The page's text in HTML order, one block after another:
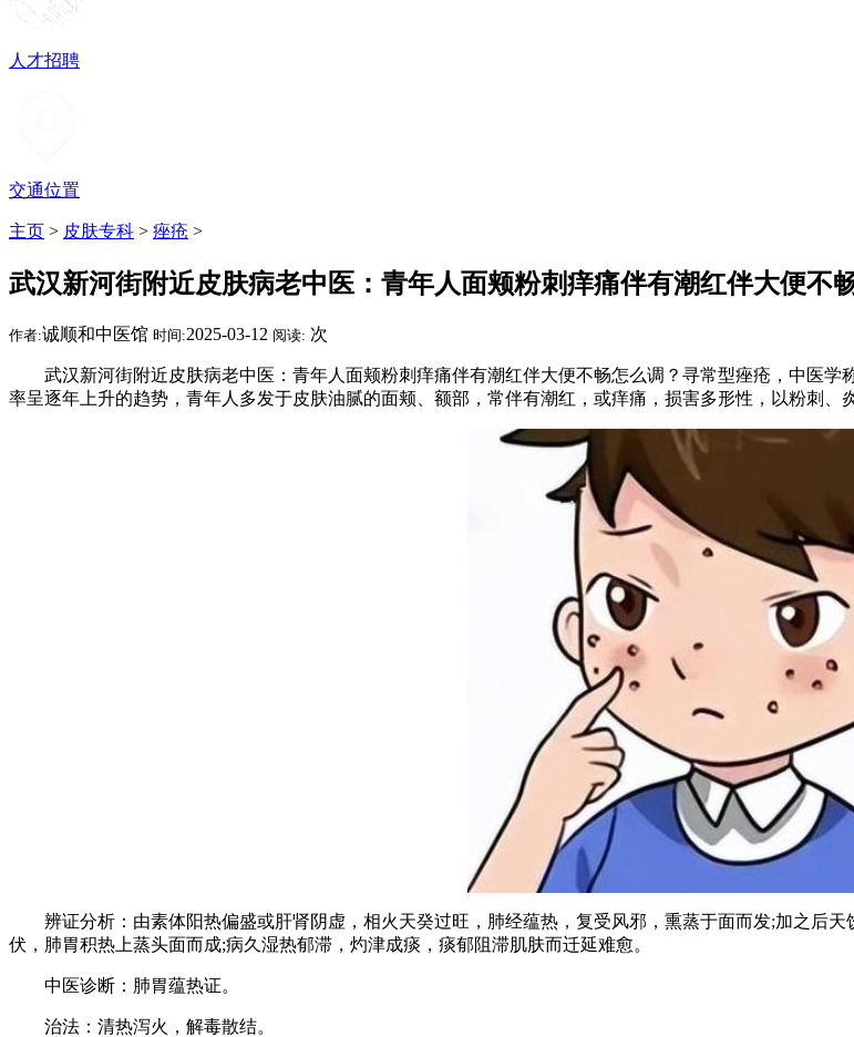
人才招聘
交通位置
主页 > 皮肤专科 > 痤疮 >
武汉新河街附近皮肤病老中医：青年人面颊粉刺痒痛伴有潮红伴大便不
作者:诚顺和中医馆 时间:2025-03-12 阅读: 次
武汉新河街附近皮肤病老中医：青年人面颊粉刺痒痛伴有潮红伴大便不畅怎么调？寻常型痤疮，中医学
率呈逐年上升的趋势，青年人多发于皮肤油腻的面颊、额部，常伴有潮红，或痒痛，损害多形性，以粉刺、
辨证分析：由素体阳热偏盛或肝肾阴虚，相火天癸过旺，肺经蕴热，复受风邪，熏蒸于面而发;加之后天
伏，肺胃积热上蒸头面而成;病久湿热郁滞，灼津成痰，痰郁阻滞肌肤而迁延难愈。
中医诊断：肺胃蕴热证。
治法：清热泻火，解毒散结。